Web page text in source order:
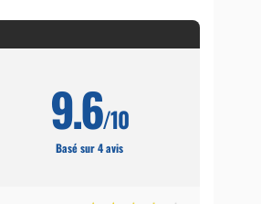
9.6/10
Basé sur 4 avis